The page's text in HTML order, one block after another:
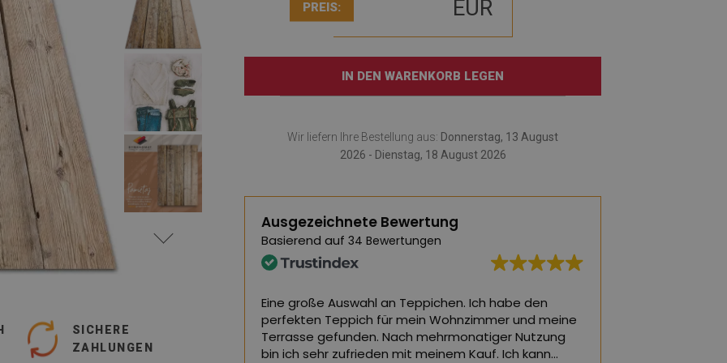
SICHERE
ZAHLUNGEN
PREIS: EUR
IN DEN WARENKORB LEGEN
Wir liefern Ihre Bestellung aus: Donnerstag, 13 August
2026 - Dienstag, 18 August 2026
Ausgezeichnete Bewertung
Basierend auf 34 Bewertungen
siehe Original)
Eine große Auswahl an Teppichen. Ich habe den
perfekten Teppich für mein Wohnzimmer und meine
Terrasse gefunden. Nach mehrmonatiger Nutzung
bin ich sehr zufrieden mit meinem Kauf. Ich kann